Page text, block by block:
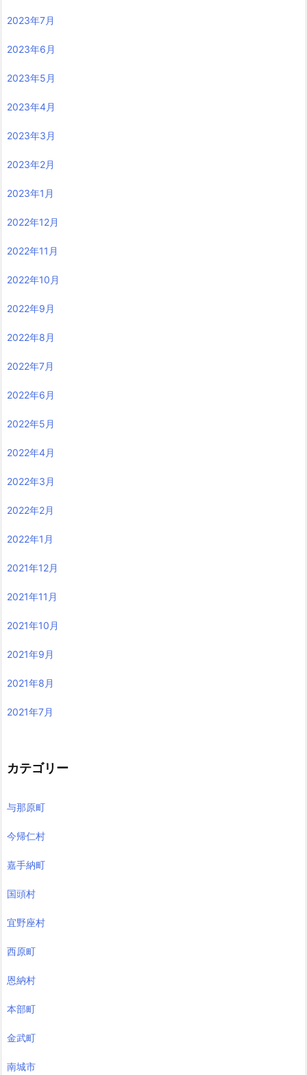
2023年7月
2023年6月
2023年5月
2023年4月
2023年3月
2023年2月
2023年1月
2022年12月
2022年11月
2022年10月
2022年9月
2022年8月
2022年7月
2022年6月
2022年5月
2022年4月
2022年3月
2022年2月
2022年1月
2021年12月
2021年11月
2021年10月
2021年9月
2021年8月
2021年7月
カテゴリー
与那原町
今帰仁村
嘉手納町
国頭村
宜野座村
西原町
恩納村
本部町
金武町
南城市